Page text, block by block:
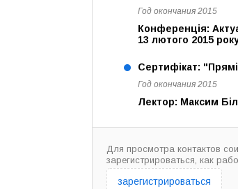
Год окончания 2015
Конференція:
13 лютого 2015
Сертифікат: "Прямі
Год окончания 2015
Лектор: Максим
Для просмотра контактов
зарегистрироваться, как
зарегистрироваться